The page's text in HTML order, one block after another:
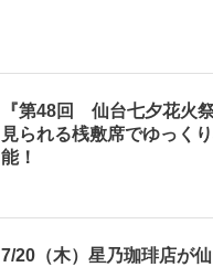
『第48回 仙台七夕花火
見られる桟敷席でゆっく
能！
7/20（木）星乃珈琲店が